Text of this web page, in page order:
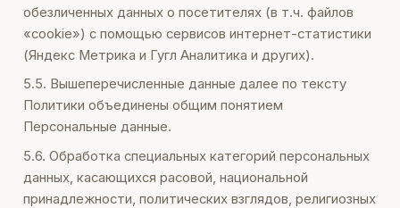
обезличенных данных о посетителях (в т.ч. файлов
«cookie») с помощью сервисов интернет-статистики
(Яндекс Метрика и Гугл Аналитика и других).
5.5. Вышеперечисленные данные далее по тексту
Политики объединены общим понятием
Персональные данные.
5.6. Обработка специальных категорий персональных
данных, касающихся расовой, национальной
принадлежности, политических взглядов, религиозных